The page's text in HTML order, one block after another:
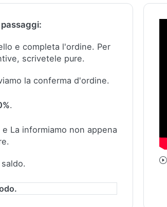
e completa l'ordine. Per
scrivetele pure.
la conferma d'ordine.
.
La informiamo non appena